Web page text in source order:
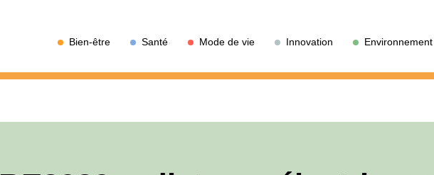
Bien-être Santé Mode de vie Innovation Environnement